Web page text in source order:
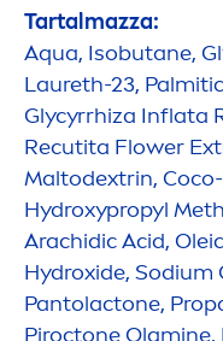
Tartalmazza:
Aqua, Isobutane,
Laureth-23,
Glycyrrhiza Inflata
Recutita Flower
Maltodextrin,
Hydroxypropyl
Arachidic Acid,
Hydroxide, Sodium
Pantolactone,
Piroctone Olamine,